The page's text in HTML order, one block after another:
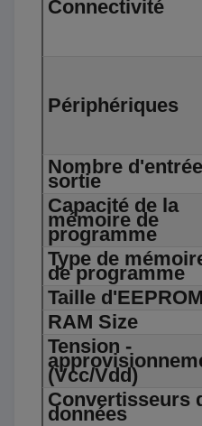
Connectivité
Périphériques
Nombre
sortie
Capacité de la
mémoire de
programme
Type de
de programme
Taille d'EEPROM
RAM Size
Tension -
(Vcc/Vdd)
Convertisseurs
données